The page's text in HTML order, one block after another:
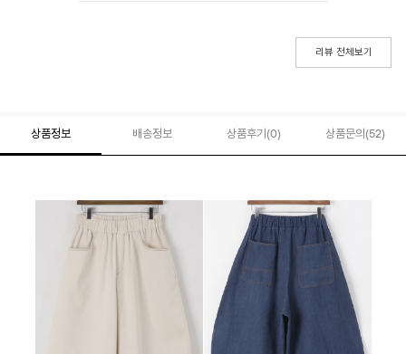
리뷰 전체보기
상품정보 배송정보 상품후기(0) 상품문의 (52)